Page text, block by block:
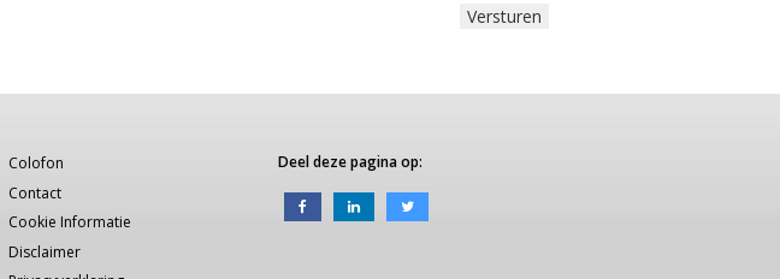
Colofon
Contact
Cookie Informatie
Disclaimer
Deel deze pagina op: